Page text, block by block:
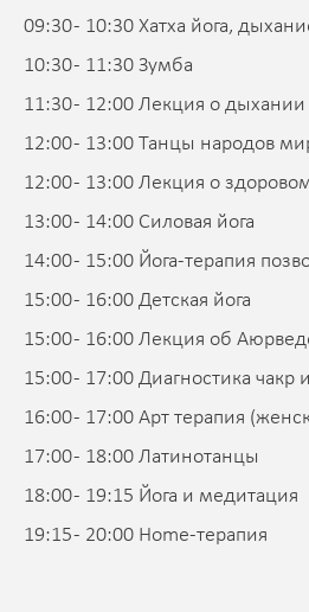
09:30 - 10:30 Хатха йога,
10:30 - 11:30 Зумба
11:30 - 12:00 Лекция о дыхании
12:00 - 13:00 Танцы народов
12:00 - 13:00 Лекция о
13:00 - 14:00 Силовая йога
14:00 - 15:00 Йога-терапия
15:00 - 16:00 Детская йога
15:00 - 16:00 Лекция об
15:00 - 17:00 Диагностика чакр
16:00 - 17:00 Арт терапия
17:00 - 18:00 Латинотанцы
18:00 - 19:15 Йога и медитация
19:15 - 20:00 Home-терапия